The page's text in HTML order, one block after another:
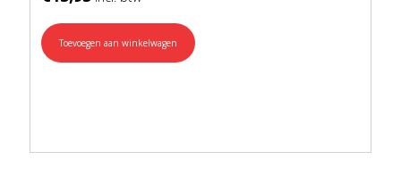
Toevoegen aan winkelwagen